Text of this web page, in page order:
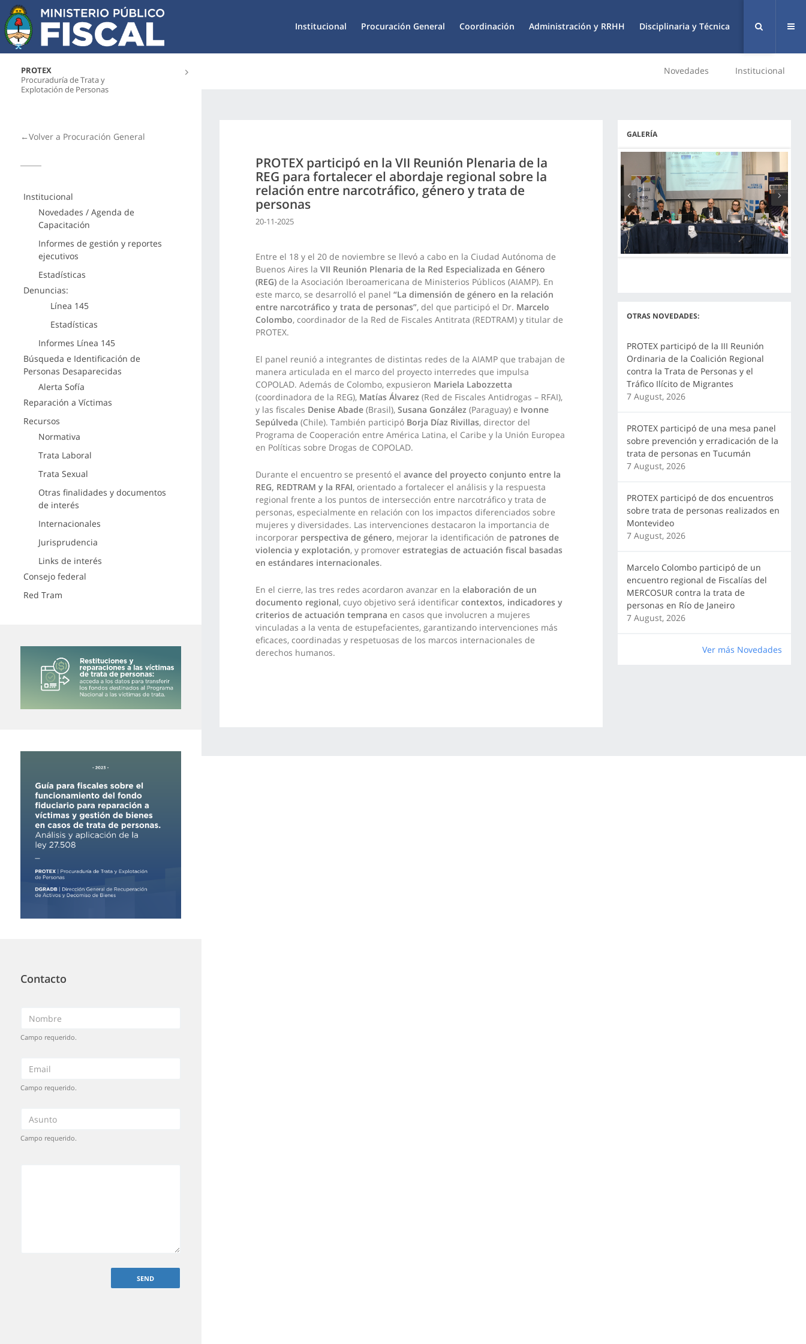
Institucional Procuración General Coordinación Administración y RRHH Disciplinaria y Técnica
PROTEX
Procuraduría de Trata y
Explotación de Personas
Novedades Institucional
←Volver a Procuración General
Institucional
Novedades / Agenda de
Capacitación
Informes de gestión y reportes
ejecutivos
Estadísticas
Denuncias:
Línea 145
Estadísticas
Informes Línea 145
Búsqueda e Identificación de
Personas Desaparecidas
Alerta Sofía
Reparación a Víctimas
Recursos
Normativa
Trata Laboral
Trata Sexual
Otras finalidades y documentos
de interés
Internacionales
Jurisprudencia
Links de interés
Consejo federal
Red Tram
Contacto
Campo requerido.
Campo requerido.
Campo requerido.
PROTEX participó en la VII Reunión Plenaria de la
REG para fortalecer el abordaje regional sobre la
relación entre narcotráfico, género y trata de
personas
20-11-2025
Entre el 18 y el 20 de noviembre se llevó a cabo en la Ciudad Autónoma de
Buenos Aires la VII Reunión Plenaria de la Red Especializada en Género
(REG) de la Asociación Iberoamericana de Ministerios Públicos (AIAMP). En
este marco, se desarrolló el panel “La dimensión de género en la relación
entre narcotráfico y trata de personas”, del que participó el Dr. Marcelo
Colombo, coordinador de la Red de Fiscales Antitrata (REDTRAM) y titular de
PROTEX.
El panel reunió a integrantes de distintas redes de la AIAMP que trabajan de
manera articulada en el marco del proyecto interredes que impulsa
COPOLAD. Además de Colombo, expusieron Mariela Labozzetta
(coordinadora de la REG), Matías Álvarez (Red de Fiscales Antidrogas – RFAI),
y las fiscales Denise Abade (Brasil), Susana González (Paraguay) e Ivonne
Sepúlveda (Chile). También participó Borja Díaz Rivillas, director del
Programa de Cooperación entre América Latina, el Caribe y la Unión Europea
en Políticas sobre Drogas de COPOLAD.
Durante el encuentro se presentó el avance del proyecto conjunto entre la
REG, REDTRAM y la RFAI, orientado a fortalecer el análisis y la respuesta
regional frente a los puntos de intersección entre narcotráfico y trata de
personas, especialmente en relación con los impactos diferenciados sobre
mujeres y diversidades. Las intervenciones destacaron la importancia de
incorporar perspectiva de género, mejorar la identificación de patrones de
violencia y explotación, y promover estrategias de actuación fiscal basadas
en estándares internacionales.
En el cierre, las tres redes acordaron avanzar en la elaboración de un
documento regional, cuyo objetivo será identificar contextos, indicadores y
criterios de actuación temprana en casos que involucren a mujeres
vinculadas a la venta de estupefacientes, garantizando intervenciones más
eficaces, coordinadas y respetuosas de los marcos internacionales de
derechos humanos.
GALERÍA
Anterior Siguiente
OTRAS NOVEDADES:
PROTEX participó de la III Reunión
Ordinaria de la Coalición Regional
contra la Trata de Personas y el
Tráfico Ilícito de Migrantes
7 August, 2026
PROTEX participó de una mesa panel
sobre prevención y erradicación de la
trata de personas en Tucumán
7 August, 2026
PROTEX participó de dos encuentros
sobre trata de personas realizados en
Montevideo
7 August, 2026
Marcelo Colombo participó de un
encuentro regional de Fiscalías del
MERCOSUR contra la trata de
personas en Río de Janeiro
7 August, 2026
Ver más Novedades